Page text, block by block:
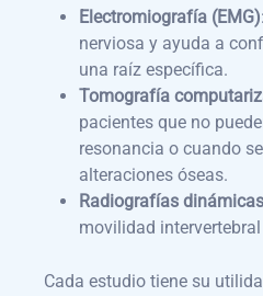
Electromiografía (EMG)
nerviosa y ayuda a
una raíz específica.
Tomografía
pacientes que no
resonancia o cuando
alteraciones óseas.
Radiografías dinámicas
movilidad
Cada estudio tiene su